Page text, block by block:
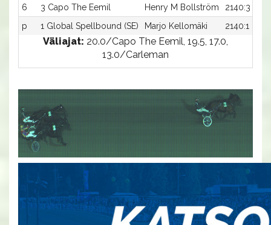
6
3 Capo The Eemil Henry M Bollström
2140:3
p
1 Global Spellbound (SE) Marjo Kellomäki 2140:1
Väliajat: 20.0/Capo The Eemil, 19.5, 17.0,
13.0/Carleman